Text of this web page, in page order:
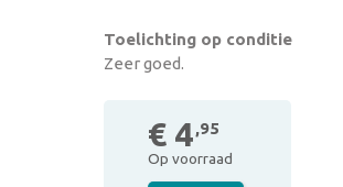
Toelichting op conditie
Zeer goed.
€ 4,95
Op voorraad